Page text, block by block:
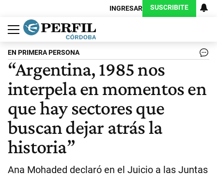
INGRESAR SUSCRIBITE
Política
Economía
Judiciales
Sociedad
Cultura
Espectáculos
Deportes
Protagonistas
EN PRIMERA PERSONA
“Argentina, 1985 nos
interpela en momentos en
que hay sectores que
buscan dejar atrás la
historia”
Ana Mohaded declaró en el Juicio a las Juntas